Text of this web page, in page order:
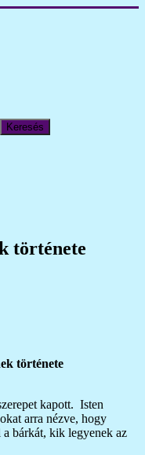
Keresés
története
története
kapott. Isten
arra nézve, hogy
bárkát, kik legyenek az